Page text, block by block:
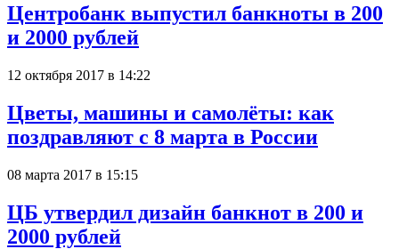
Центробанк выпустил банкноты в 200
и 2000 рублей
12 октября 2017 в 14:22
Цветы, машины и самолёты: как
поздравляют с 8 марта в России
08 марта 2017 в 15:15
ЦБ утвердил дизайн банкнот в 200 и
2000 рублей